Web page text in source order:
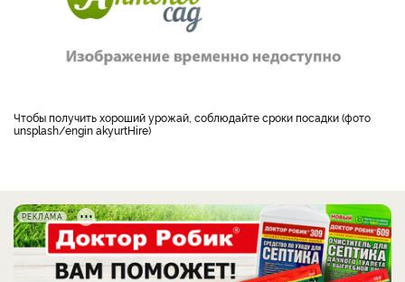
Чтобы получить хороший урожай, соблюдайте сроки посадки (фото
unsplash/engin akyurtHire)
РЕКЛАМА